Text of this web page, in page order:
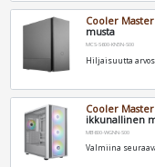
Cooler Master
musta
MCS-S600-KN5N-S00
Hiljaisuutta
Cooler Master
ikkunallinen
MB600-WGNN-S00
Valmiina